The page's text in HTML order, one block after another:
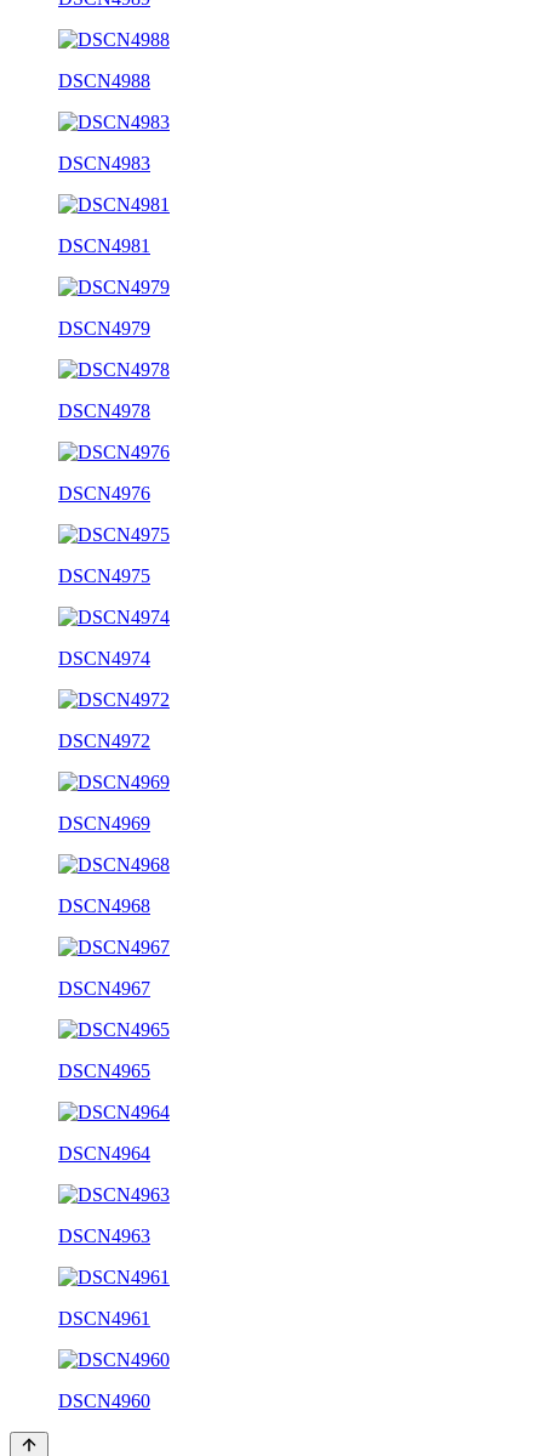
DSCN4988
DSCN4983
DSCN4981
DSCN4979
DSCN4978
DSCN4976
DSCN4975
DSCN4974
DSCN4972
DSCN4969
DSCN4968
DSCN4967
DSCN4965
DSCN4964
DSCN4963
DSCN4961
DSCN4960